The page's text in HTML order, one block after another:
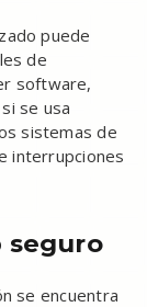
puede
de
software,
se usa
sistemas de
interrupciones
seguro
se encuentra